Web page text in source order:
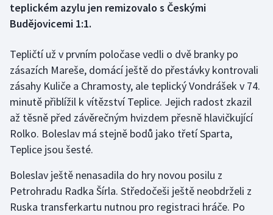
Futsal
Golf
Gymnastika
Házená
Jezdectví
Krasobruslení
teplickém azylu jen remizovalo s Českými
Budějovicemi 1:1.
Tepličtí už v prvním poločase vedli o dvě branky po
zásazích Mareše, domácí ještě do přestávky kontrovali
zásahy Kuliče a Chramosty, ale teplický Vondrášek v 74.
minutě přiblížil k vítězství Teplice. Jejich radost zkazil
až těsně před závěrečným hvizdem přesně hlavičkující
Rolko. Boleslav má stejně bodů jako třetí Sparta,
Teplice jsou šesté.
Boleslav ještě nenasadila do hry novou posilu z
Petrohradu Radka Šírla. Středočeši ještě neobdrželi z
Ruska transferkartu nutnou pro registraci hráče. Po